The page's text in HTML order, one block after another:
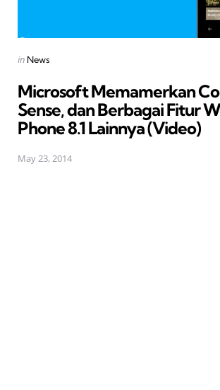
Posted
in News
Microsoft Memamerkan
Sense, dan Berbagai Fitur
Phone 8.1 Lainnya (Video)
May 23, 2014